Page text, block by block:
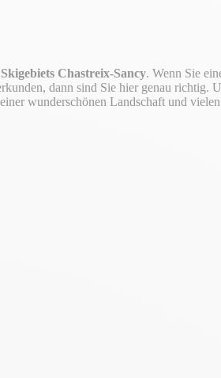
Chastreix-Sancy. Wenn Sie
dann sind Sie hier genau richtig.
wunderschönen Landschaft und